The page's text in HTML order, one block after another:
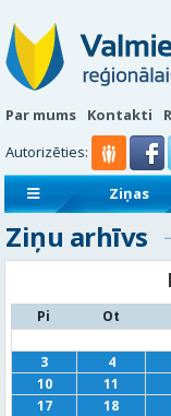
Par mums Kontakti
Autorizēties:
Ziņas
Sludinājumi
Ziņu arhīvs
Pi Ot
3
4
10
11
17
18